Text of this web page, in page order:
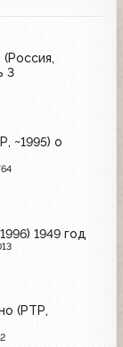
3
~1995) о
1949 год
(РТР,